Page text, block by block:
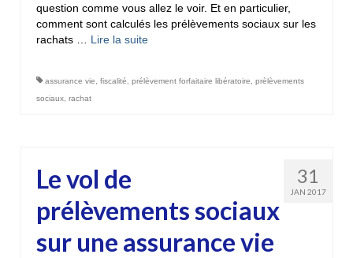
question comme vous allez le voir. Et en particulier,
comment sont calculés les prélèvements sociaux sur les
rachats … Lire la suite­­
assurance vie fiscalité prélèvement forfaitaire libératoire
prèlèvements
sociaux rachat
31
JAN 2017
Le vol de
prélèvements sociaux
sur une assurance vie